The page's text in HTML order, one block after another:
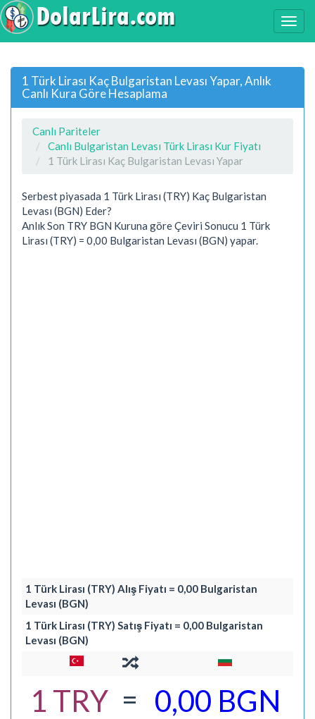
1 Türk Lirası Kaç Bulgaristan Levası Yapar, Anlık
Canlı Kura Göre Hesaplama
Canlı Pariteler
Canlı Bulgaristan Levası Türk Lirası Kur Fiyatı
1 Türk Lirası Kaç Bulgaristan Levası Yapar
Serbest piyasada 1 Türk Lirası (TRY) Kaç Bulgaristan
Levası (BGN) Eder?
Anlık Son TRY BGN Kuruna göre Çeviri Sonucu 1 Türk
Lirası (TRY) = 0,00 Bulgaristan Levası (BGN) yapar.
1 Türk Lirası (TRY) Alış Fiyatı = 0,00 Bulgaristan
Levası (BGN)
1 Türk Lirası (TRY) Satış Fiyatı = 0,00 Bulgaristan
Levası (BGN)
1 TRY = 0,00 BGN